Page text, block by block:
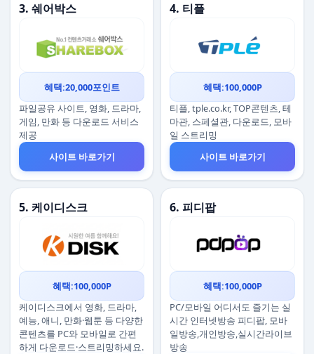
3. 쉐어박스
혜택:20,000포인트
파일공유 사이트, 영화, 드라마,
게임, 만화 등 다운로드 서비스
제공
사이트 바로가기
4. 티플
혜택:100,000P
티플, tple.co.kr, TOP콘텐츠, 테
마관, 스페셜관, 다운로드, 모바
일 스트리밍
사이트 바로가기
5. 케이디스크
혜택:100,000P
케이디스크에서 영화, 드라마,
예능, 애니, 만화·웹툰 등 다양한
콘텐츠를 PC와 모바일로 간편
하게 다운로드·스트리밍하세요.
6. 피디팝
혜택:100,000P
PC/모바일 어디서도 즐기는 실
시간 인터넷방송 피디팝, 모바
일방송,개인방송,실시간라이브
방송